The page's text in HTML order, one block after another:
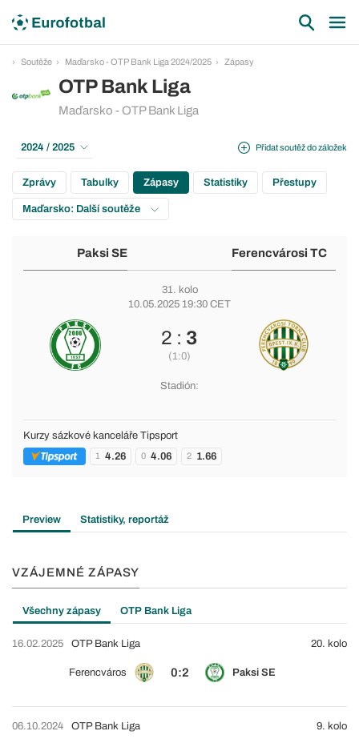
Soutěže Maďarsko - OTP Bank Liga 2024/2025 Zápasy
OTP Bank Liga
Maďarsko - OTP Bank Liga
Přidat soutěž do záložek
2024 / 2025
Zprávy Tabulky Zápasy Statistiky Přestupy
Maďarsko: Další soutěže
Paksi SE Ferencvárosi TC
31. kolo
10.05.2025 19:30 CET
2 : 3
(1:0)
Stadión:
Kurzy sázkové kanceláře Tipsport
1 4.26 0 4.06 2 1.66
Preview Statistiky, reportáž
VZÁJEMNÉ ZÁPASY
Všechny zápasy OTP Bank Liga
16.02.2025
Ferencváros 0:2 Paksi SE
OTP Bank Liga 20. kolo
06.10.2024 OTP Bank Liga 9. kolo